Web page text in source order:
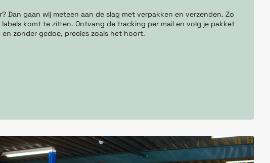
Dan gaan wij meteen aan de slag met verpakken en verzenden. Zo
komt te zitten. Ontvang de tracking per mail en volg je pakket
zonder gedoe, precies zoals het hoort.